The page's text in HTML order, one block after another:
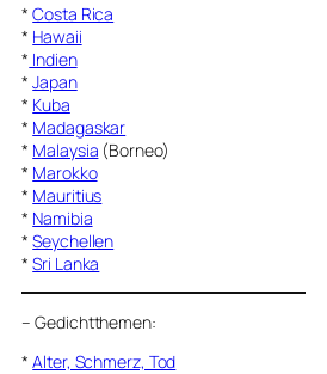
*Costa Rica
* Hawaii
* Indien
*Japan
* Kuba
* Madagaskar
* Malaysia (Borneo)
* Marokko
* Mauritius
* Namibia
*Seychellen
*Sri Lanka
–Gedichtthemen:
*Alter, Schmerz, Tod